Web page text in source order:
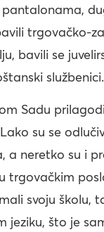
trgovačko-
bavili se
službenici.
Sadu
su se
a neretko su i
trgovačkim
svoju školu,
jeziku, što je